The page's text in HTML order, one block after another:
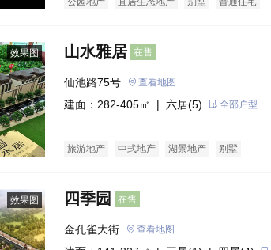
效果图 山水雅居 在售
仙池路75号 查看地图
建面：282-405㎡ | 六居(5) 全部户型
旅游地产 中式地产 湖景地产 别墅
效果图 四季园 在售
金孔雀大街 查看地图